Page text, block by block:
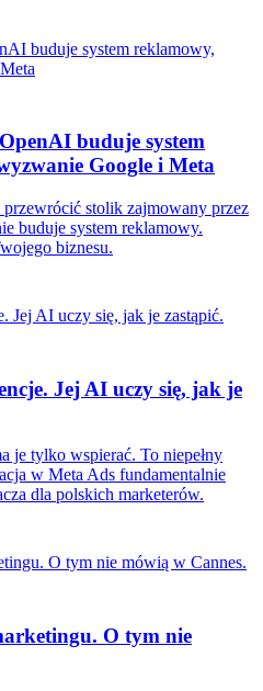
buduje system
Google i Meta
stolik zajmowany przez
buduje system reklamowy.
biznesu.
Jej AI uczy się, jak je
je tylko wspierać. To niepełny
w Meta Ads fundamentalnie
dla polskich marketerów.
O tym nie